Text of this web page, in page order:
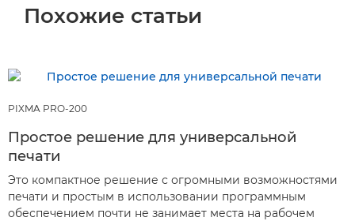
Похожие статьи
PIXMA PRO-200
Простое решение для универсальной
печати
Это компактное решение с огромными возможностями
печати и простым в использовании программным
обеспечением почти не занимает места на рабочем